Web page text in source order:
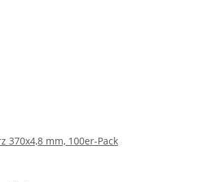
370x4,8 mm, 100er-Pack